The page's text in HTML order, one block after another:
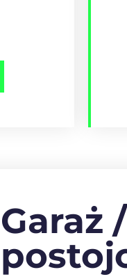
Garaż